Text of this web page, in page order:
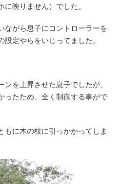
映りません）でした。
ながら息子にコントローラーを
定やらをいじってました。
ンを上昇させた息子でしたが、
ったため、全く制御する事がで
もに木の枝に引っかかってしま